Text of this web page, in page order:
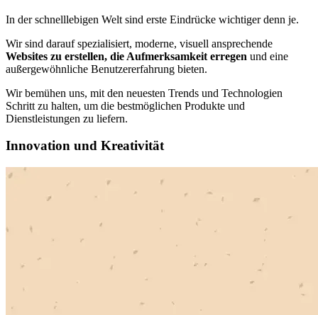
In der schnelllebigen Welt sind erste Eindrücke wichtiger denn je.
Wir sind darauf spezialisiert, moderne, visuell ansprechende
Websites zu erstellen, die Aufmerksamkeit erregen und eine
außergewöhnliche Benutzererfahrung bieten.
Wir bemühen uns, mit den neuesten Trends und Technologien
Schritt zu halten, um die bestmöglichen Produkte und
Dienstleistungen zu liefern.
Innovation und Kreativität